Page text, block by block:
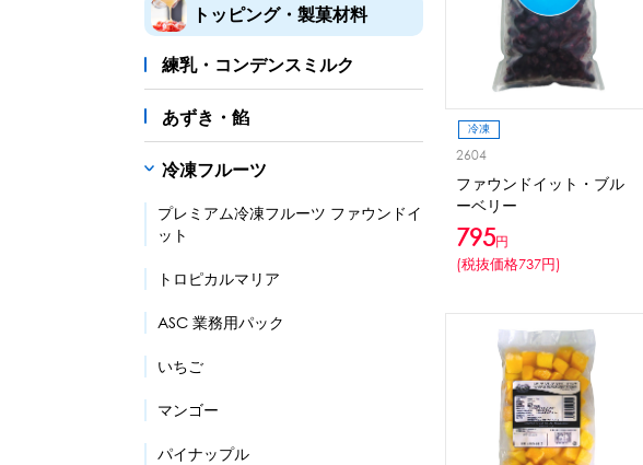
トッピング・製菓材料
練乳・コンデンスミルク
あずき・餡
冷凍フルーツ
プレミアム冷凍フルーツ ファウンドイ
ット
トロピカルマリア
ASC 業務用パック
いちご
マンゴー
パイナップル
冷凍
2604
ファウンドイット・ブル
ーベリー
795円
(税抜価格737円)